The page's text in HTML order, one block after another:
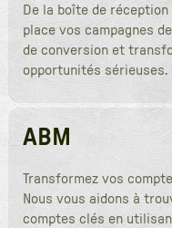
De la boîte de
place vos campagnes
de conversion et
opportunités sérieuses.
ABM
Transformez vos
Nous vous aidons à
comptes clés en